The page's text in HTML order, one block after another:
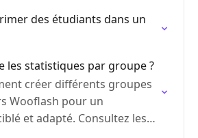
des étudiants dans un
les statistiques par groupe ?
créer différents groupes
Wooflash pour un
et adapté. Consultez les